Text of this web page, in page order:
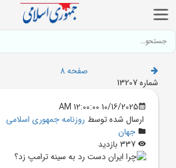
صفحه 8
شماره 13207
10/16/2025 12:00:00 AM
ارسال شده توسط روزنامه جمهوری اسلامی
جهان